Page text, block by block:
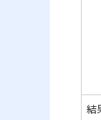
結